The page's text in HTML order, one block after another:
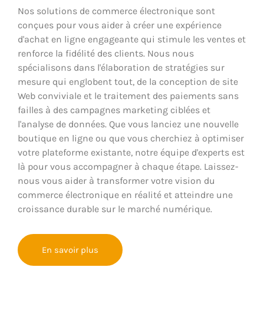
Nos solutions de commerce électronique sont
conçues pour vous aider à créer une expérience
d'achat en ligne engageante qui stimule les ventes et
renforce la fidélité des clients. Nous nous
spécialisons dans l'élaboration de stratégies sur
mesure qui englobent tout, de la conception de site
Web conviviale et le traitement des paiements sans
failles à des campagnes marketing ciblées et
l'analyse de données. Que vous lanciez une nouvelle
boutique en ligne ou que vous cherchiez à optimiser
votre plateforme existante, notre équipe d'experts est
là pour vous accompagner à chaque étape. Laissez-
nous vous aider à transformer votre vision du
commerce électronique en réalité et atteindre une
croissance durable sur le marché numérique.
En savoir plus